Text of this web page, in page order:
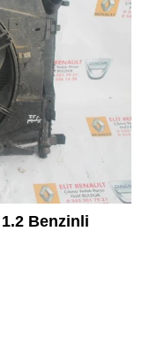
Benzinli